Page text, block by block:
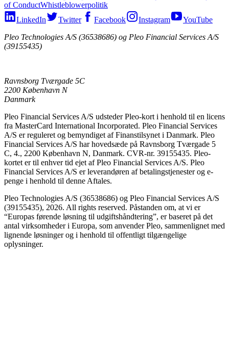
of ConductWhistleblowerpolitik
LinkedIn
Twitter Facebook Instagram
YouTube
Pleo Technologies A/S (36538686) og Pleo Financial Services A/S
(39155435)
Ravnsborg Tværgade 5C
2200 København N
Danmark
Pleo Financial Services A/S udsteder Pleo-kort i henhold til en licens
fra MasterCard International Incorporated. Pleo Financial Services
A/S er reguleret og bemyndiget af Finanstilsynet i Danmark. Pleo
Financial Services A/S har hovedsæde på Ravnsborg Tværgade 5
C, 4., 2200 København N, Danmark. CVR-nr. 39155435. Pleo-
kortet er til enhver tid ejet af Pleo Financial Services A/S. Pleo
Financial Services A/S er leverandøren af betalingstjenester og e-
penge i henhold til denne Aftales.
Pleo Technologies A/S (36538686) og Pleo Financial Services A/S
(39155435), 2026. All rights reserved. Påstanden om, at vi er
“Europas førende løsning til udgiftshåndtering”, er baseret på det
antal virksomheder i Europa, som anvender Pleo, sammenlignet med
lignende løsninger og i henhold til offentligt tilgængelige
oplysninger.